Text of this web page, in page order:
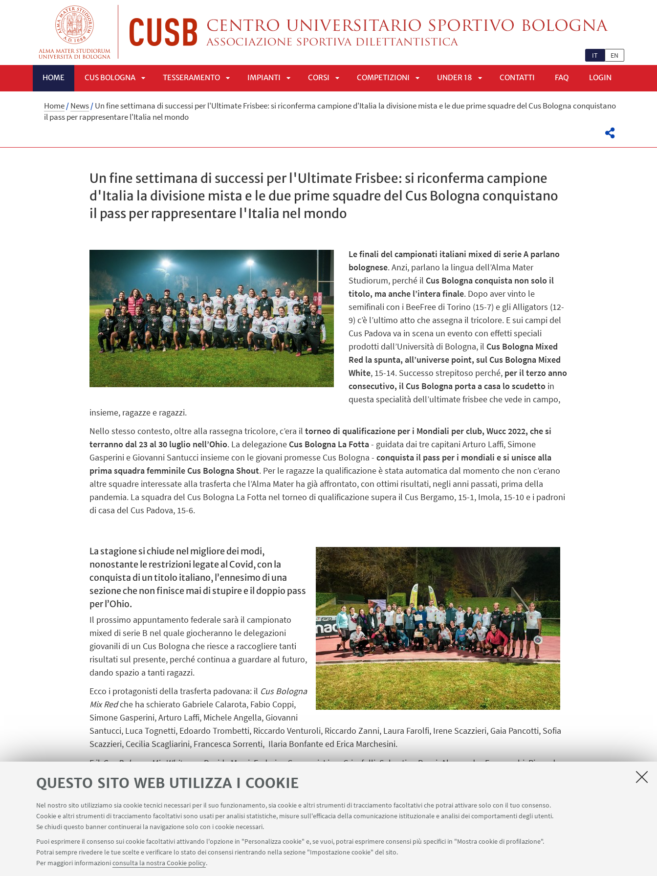
QUESTO SITO WEB UTILIZZA I COOKIE
Nel nostro sito utilizziamo sia cookie tecnici necessari per il suo funzionamento, sia cookie e altri strumenti di tracciamento facoltativi che potrai attivare solo con il tuo consenso.
Cookie e altri strumenti di tracciamento facoltativi sono usati per analisi statistiche, misure sull'efficacia della comunicazione istituzionale e analisi dei comportamenti degli utenti.
Se chiudi questo banner continuerai la navigazione solo con i cookie necessari.
Puoi esprimere il consenso sui cookie facoltativi attivando l'opzione in "Personalizza cookie" e, se vuoi, potrai esprimere consensi più specifici in "Mostra cookie di profilazione".
Potrai sempre rivedere le tue scelte e verificare lo stato dei consensi rientrando nella sezione "Impostazione cookie" del sito.
Per maggiori informazioniconsulta la nostra Cookie policy.
IT EN
HOME CUS BOLOGNA
APRI
TESSERAMENTO
APRI
IMPIANTI
APRI
CORSI
APRI
COMPETIZIONI
APRI
UNDER 18
APRI
CONTATTI FAQ LOGIN
Home/News/Un fine settimana di successi per l'Ultimate Frisbee: si riconferma campione d'Italia la divisione mista e le due prime squadre del Cus Bologna conquistano
il pass per rappresentare l'Italia nel mondo
Un fine settimana di successi per l'Ultimate Frisbee: si riconferma campione
d'Italia la divisione mista e le due prime squadre del Cus Bologna conquistano
il pass per rappresentare l'Italia nel mondo
Le finali del campionati italiani mixed di serie A parlano
bolognese. Anzi, parlano la lingua dell’Alma Mater
Studiorum, perché il Cus Bologna conquista non solo il
titolo, ma anche l’intera finale. Dopo aver vinto le
semifinali con i BeeFree di Torino (15-7) e gli Alligators (12-
9) c’è l’ultimo atto che assegna il tricolore. E sui campi del
Cus Padova va in scena un evento con effetti speciali
prodotti dall’Università di Bologna, il Cus Bologna Mixed
Red la spunta, all’universe point, sul Cus Bologna Mixed
White, 15-14. Successo strepitoso perché, per il terzo anno
consecutivo, il Cus Bologna porta a casa lo scudetto in
questa specialità dell’ultimate frisbee che vede in campo,
insieme, ragazze e ragazzi.
Nello stesso contesto, oltre alla rassegna tricolore, c’era iltorneo di qualificazione per i Mondiali per club, Wucc 2022, che si
terranno dal 23 al 30 luglio nell’Ohio. La delegazione Cus Bologna La Fotta- guidata dai tre capitani Arturo Laffi, Simone
Gasperini e Giovanni Santucci insieme con le giovani promesse Cus Bologna - conquista il pass per i mondiali e si unisce alla
prima squadra femminile Cus Bologna Shout. Per le ragazze la qualificazione è stata automatica dal momento che non c’erano
altre squadre interessate alla trasferta che l’Alma Mater ha già affrontato, con ottimi risultati, negli anni passati, prima della
pandemia. La squadra del Cus Bologna La Fotta nel torneo di qualificazione supera il Cus Bergamo, 15-1, Imola, 15-10 e i padroni
di casa del Cus Padova, 15-6.
La stagione si chiude nel migliore dei modi,
nonostante le restrizioni legate al Covid, con la
conquista di un titolo italiano, l’ennesimo di una
sezione che non finisce mai di stupire e il doppio pass
per l’Ohio.
Il prossimo appuntamento federale sarà il campionato
mixed di serie B nel quale giocheranno le delegazioni
giovanili di un Cus Bologna che riesce a raccogliere tanti
risultati sul presente, perché continua a guardare al futuro,
dando spazio a tanti ragazzi.
Ecco i protagonisti della trasferta padovana: il Cus Bologna
Mix Redche ha schierato Gabriele Calarota, Fabio Coppi,
Simone Gasperini, Arturo Laffi, Michele Angella, Giovanni
Santucci, Luca Tognetti, Edoardo Trombetti, Riccardo Venturoli, Riccardo Zanni, Laura Farolfi, Irene Scazzieri, Gaia Pancotti, Sofia
Scazzieri, Cecilia Scagliarini, Francesca Sorrenti, Ilaria Bonfante ed Erica Marchesini.
E ilCus Bologna Mix Whitecon Davide Morri, Federico Caraceni, Liam Crisafulli, Sebastian Rossi, Alessandro Franceschi, Riccardo
Monti, Andrea Mastroianni, Alberto Tonelli, Sebastiano Chini, Sara Rabaglia, Silvia Borghi, Chiara Lolli, Elena Audetto, Maria Chiara
Frangipane, Mariaelena Simoni, Margherita Giovannini, Marta Pederzani, Giulia Cristofolini e Valentina Boarelli.